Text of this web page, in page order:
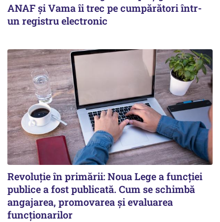
ANAF și Vama îi trec pe cumpărători într-
un registru electronic
Revoluție în primării: Noua Lege a funcției
publice a fost publicată. Cum se schimbă
angajarea, promovarea și evaluarea
funcționarilor